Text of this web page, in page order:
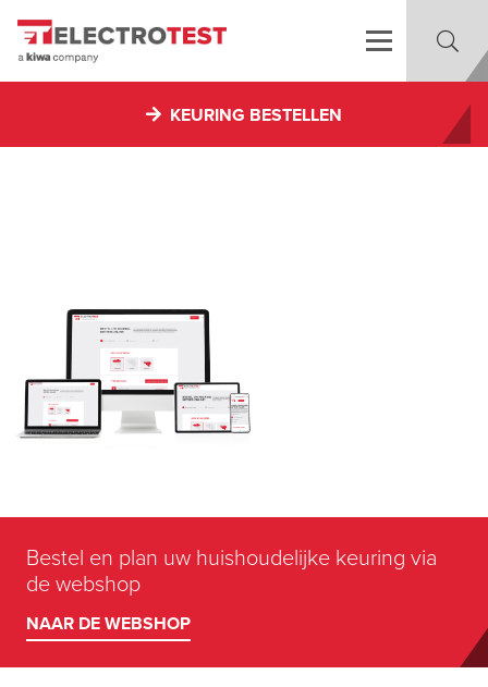
KEURING BESTELLEN
Bestel en plan uw huishoudelijke keuring via
de webshop
NAAR DE WEBSHOP